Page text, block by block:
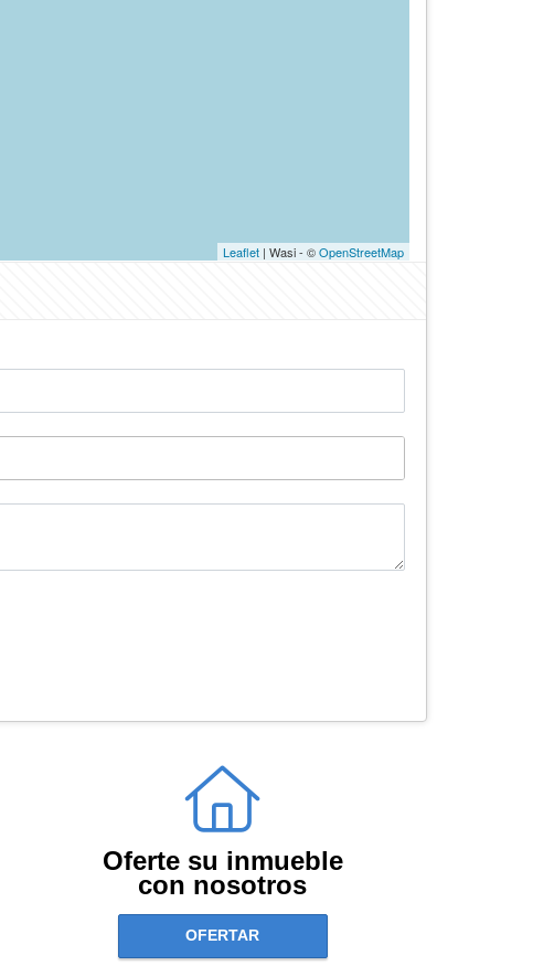
Leaflet | Wasi - ©OpenStreetMap
Oferte su inmueble
con nosotros
OFERTAR